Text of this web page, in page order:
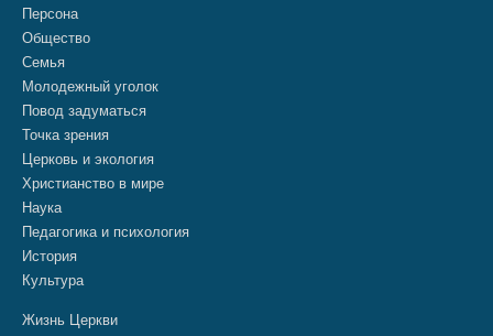
Персона
Общество
Семья
Молодежный уголок
Повод задуматься
Точка зрения
Церковь и экология
Христианство в мире
Наука
Педагогика и психология
История
Культура
Жизнь Церкви